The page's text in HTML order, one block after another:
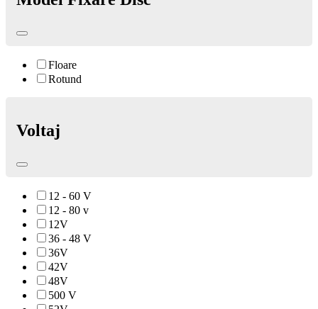
Floare
Rotund
Voltaj
12 - 60 V
12 - 80 v
12V
36 - 48 V
36V
42V
48V
500 V